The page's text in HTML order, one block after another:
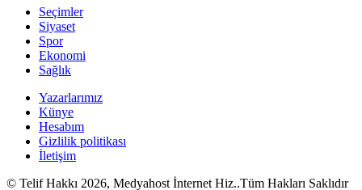
Seçimler
Siyaset
Spor
Ekonomi
Sağlık
Yazarlarımız
Künye
Hesabım
Gizlilik politikası
İletişim
© Telif Hakkı 2026, Medyahost İnternet Hiz..Tüm Hakları Saklıdır